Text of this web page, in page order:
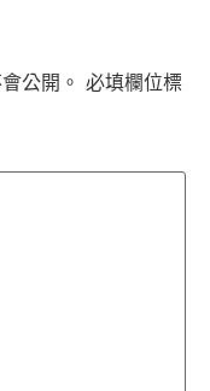
公開。 必填欄位標